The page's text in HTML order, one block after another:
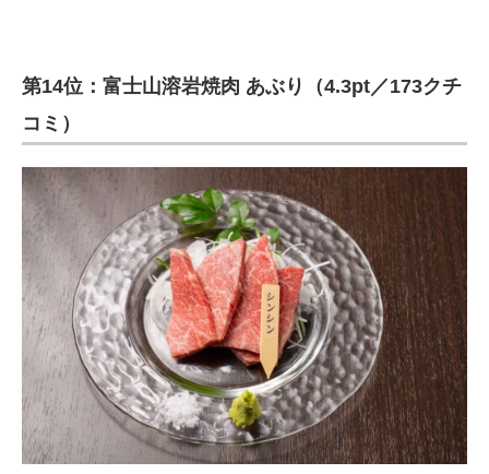
第14位：富士山溶岩焼肉 あぶり（4.3pt／173クチ
コミ）